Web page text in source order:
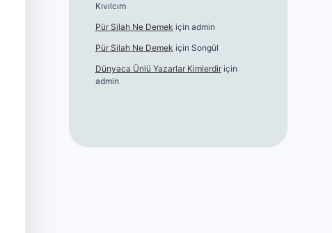
Kıvılcım
Pür Silah Ne Demek için admin
Pür Silah Ne Demek için Songül
Dünyaca Ünlü Yazarlar Kimlerdiriçin
admin